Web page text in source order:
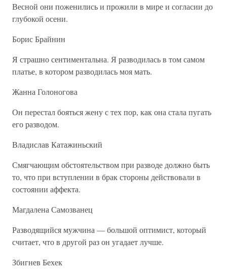
Весной они поженились и прожили в мире и согласии до
глубокой осени.
Борис Брайнин
Я страшно сентиментальна. Я разводилась в том самом
платье, в котором разводилась моя мать.
Жанна Голоногова
Он перестал бояться жену с тех пор, как она стала пугать
его разводом.
Владислав Катажиньский
Смягчающим обстоятельством при разводе должно быть
то, что при вступлении в брак стороны действовали в
состоянии аффекта.
Магдалена Самозванец
Разводящийся мужчина — большой оптимист, который
считает, что в другой раз он угадает лучше.
Збигнев Бехек